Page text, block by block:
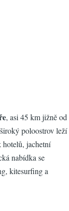
, asi 45 km jižně od
poloostrov leží
hotelů, jachetní
nabídka se
kitesurfing a